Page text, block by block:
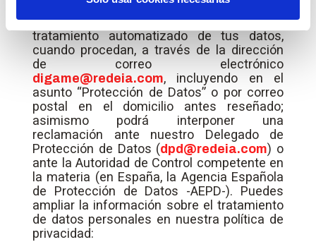
tratamiento, así como a no ser objeto de
decisiones basadas únicamente en el
tratamiento automatizado de tus datos,
cuando procedan, a través de la dirección
de correo electrónico
digame@redeia.com, incluyendo en el
asunto “Protección de Datos” o por correo
postal en el domicilio antes reseñado;
asimismo podrá interponer una
reclamación ante nuestro Delegado de
Protección de Datos (dpd@redeia.com) o
ante la Autoridad de Control competente en
la materia (en España, la Agencia Española
de Protección de Datos -AEPD-). Puedes
ampliar la información sobre el tratamiento
de datos personales en nuestra política de
privacidad: